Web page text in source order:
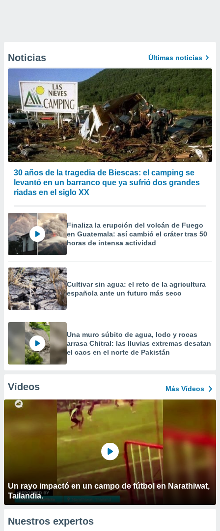
Noticias Últimas noticias
30 años de la tragedia de Biescas: el camping se
levantó en un barranco que ya sufrió dos grandes
riadas en el siglo XX
Finaliza la erupción del volcán de Fuego
en Guatemala: así cambió el cráter tras 50
horas de intensa actividad
Cultivar sin agua: el reto de la agricultura
española ante un futuro más seco
Una muro súbito de agua, lodo y rocas
arrasa Chitral: las lluvias extremas desatan
el caos en el norte de Pakistán
Vídeos Más Vídeos
Un rayo impactó en un campo de fútbol en Narathiwat,
Tailandia.
Nuestros expertos